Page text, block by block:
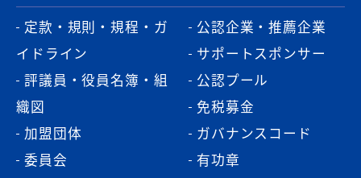
定款・規則・規程・ガ
イドライン
評議員・役員名簿・組
織図
加盟団体
委員会
公認企業・推薦企業
サポートスポンサー
公認プール
免税募金
ガバナンスコード
有功章